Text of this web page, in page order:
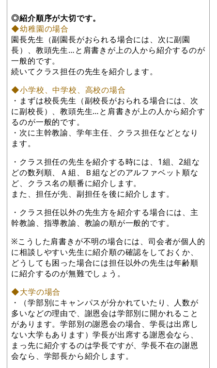
◎紹介順序が大切です。
◆幼稚園の場合
園長先生（副園長がおられる場合には、次に副園
長）、教頭先生…と肩書きが上の人から紹介するのが
一般的です。
続いてクラス担任の先生を紹介します。
◆小学校、中学校、高校の場合
・まずは校長先生（副校長がおられる場合には、次
に副校長）、教頭先生…と肩書きが上の人から紹介す
るのが一般的です。
・次に主幹教諭、学年主任、クラス担任などとなり
ます。
・クラス担任の先生を紹介する時には、1組、2組な
どの数列順、Ａ組、Ｂ組などのアルファベット順な
ど、クラス名の順番に紹介します。
また、担任が先、副担任を後に紹介します。
・クラス担任以外の先生方を紹介する場合には、主
幹教諭、指導教諭、教諭の順が一般的です。
※こうした肩書きが不明の場合には、司会者が個人的
に相談しやすい先生に紹介順の確認をしておくか、
どうしても困った場合には担任以外の先生は年齢順
に紹介するのが無難でしょう。
◆大学の場合
・（学部別にキャンパスが分かれていたり、人数が
多いなどの理由で、謝恩会は学部別に開かれること
があります。学部別の謝恩会の場合、学長は出席し
ない大学もあります）学長が出席する謝恩会なら、
まっ先に紹介するのは学長ですが、学長不在の謝恩
会なら、学部長から紹介します。